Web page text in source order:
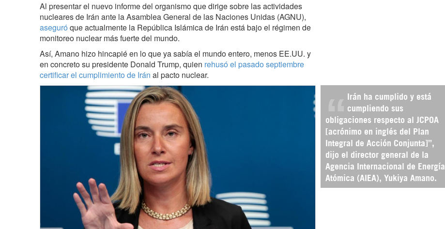
Al presentar el nuevo informe del organismo que dirige sobre las actividades
nucleares de Irán ante la Asamblea General de las Naciones Unidas (AGNU),
aseguró que actualmente la República Islámica de Irán está bajo el régimen de
monitoreo nuclear más fuerte del mundo.
Así, Amano hizo hincapié en lo que ya sabía el mundo entero, menos EE.UU. y
en concreto su presidente Donald Trump, quien rehusó el pasado septiembre
certificar el cumplimiento de Irán al pacto nuclear.
Irán ha cumplido y está
cumpliendo sus
obligaciones respecto al JCPOA
[acrónimo en inglés del Plan
Integral de Acción Conjunta]”,
dijo el director general de la
Agencia Internacional de Energía
Atómica (AIEA), Yukiya Amano.